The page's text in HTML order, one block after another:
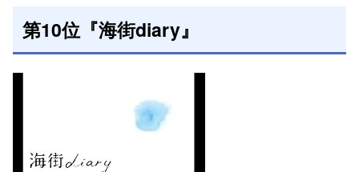
第10位『海街diary』